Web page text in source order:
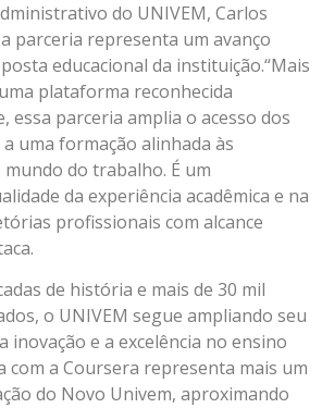
do UNIVEM, Carlos
parceria representa um avanço
educacional da instituição.“Mais
plataforma reconhecida
essa parceria amplia o acesso dos
uma formação alinhada às
do trabalho. É um
da experiência acadêmica e na
profissionais com alcance
de história e mais de 30 mil
o UNIVEM segue ampliando seu
inovação e a excelência no ensino
com a Coursera representa mais um
do Novo Univem, aproximando